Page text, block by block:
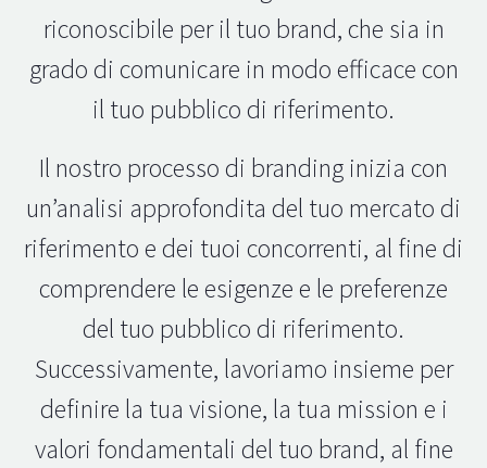
riconoscibile per il tuo brand, che sia in
grado di comunicare in modo efficace con
il tuo pubblico di riferimento.
Il nostro processo di branding inizia con
un’analisi approfondita del tuo mercato di
riferimento e dei tuoi concorrenti, al fine di
comprendere le esigenze e le preferenze
del tuo pubblico di riferimento.
Successivamente, lavoriamo insieme per
definire la tua visione, la tua mission e i
valori fondamentali del tuo brand, al fine